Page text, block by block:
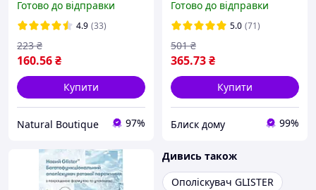
рот амвей Amway
Готово до відправки
4.9 (33)
160.56₴
223 ₴
Купити
Natural Boutique 97%
порожнини 72мл (124108)
Готово до відправки
5.0 (71)
365.73₴
501 ₴
Купити
Блиск дому 99%
Дивись також
Ополіскувач GLISTER